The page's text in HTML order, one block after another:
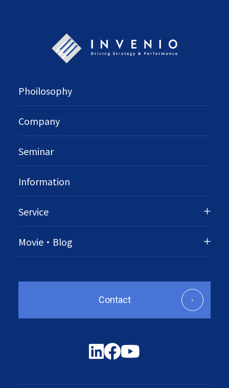
Phoilosophy
Company
Seminar
Information
Service
Movie・Blog
Contact